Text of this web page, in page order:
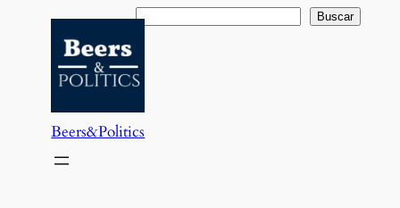
contenido
Buscar Buscar
Beers&Politics